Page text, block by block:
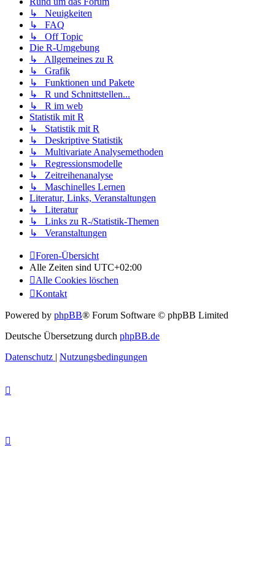
↳ Neuigkeiten
↳ FAQ
↳ Off Topic
Die R-Umgebung
↳ Allgemeines zu R
↳ Grafik
↳ Funktionen und Pakete
↳ R und Schnittstellen...
↳ R im web
Statistik mit R
↳ Statistik mit R
↳ Deskriptive Statistik
↳ Multivariate Analysemethoden
↳ Regressionsmodelle
↳ Zeitreihenanalyse
↳ Maschinelles Lernen
Literatur, Links, Veranstaltungen
↳ Literatur
↳ Links zu R-/Statistik-Themen
↳ Veranstaltungen
Foren-Übersicht
Alle Zeiten sind UTC+02:00
Alle Cookies löschen
Kontakt
Powered by phpBB® Forum Software © phpBB Limited
Deutsche Übersetzung durch phpBB.de
Datenschutz | Nutzungsbedingungen